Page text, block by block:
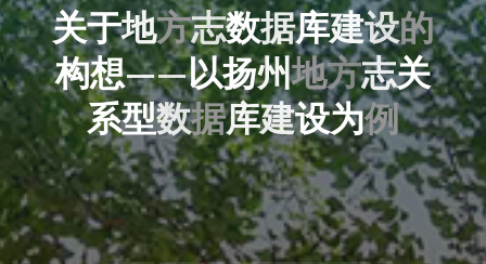
关于地方志数据库建设的
构想——以扬州地方志关
系型数据库建设为例